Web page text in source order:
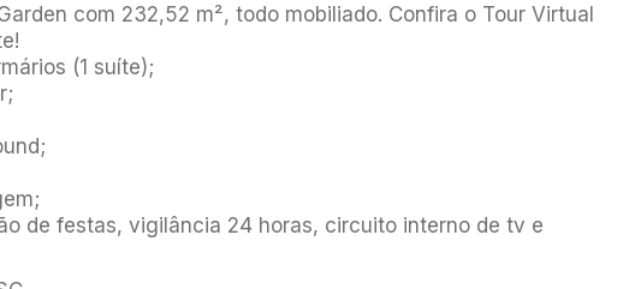
com 232,52 m², todo mobiliado. Confira o Tour Virtual
(1 suíte);
de festas, vigilância 24 horas, circuito interno de tv e